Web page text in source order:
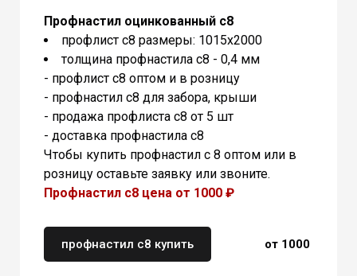
Профнастил оцинкованный с8
профлист с8 размеры: 1015х2000
толщина профнастила с8 - 0,4 мм
- профлист с8 оптом и в розницу
- профнастил с8 для забора, крыши
- продажа профлиста с8 от 5 шт
- доставка профнастила с8
Чтобы купить профнастил с 8 оптом или в
розницу оставьте заявку или звоните.
Профнастил с8 цена от 1000 ₽
профнастил с8 купить от 1000